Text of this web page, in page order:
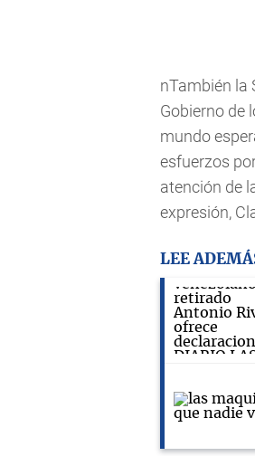
nTambién la
Gobierno de
mundo
esfuerzos
atención de
expresión,
LEE